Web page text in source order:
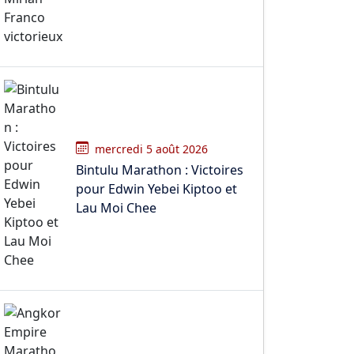
mercredi 5 août 2026
Bintulu Marathon : Victoires
pour Edwin Yebei Kiptoo et
Lau Moi Chee